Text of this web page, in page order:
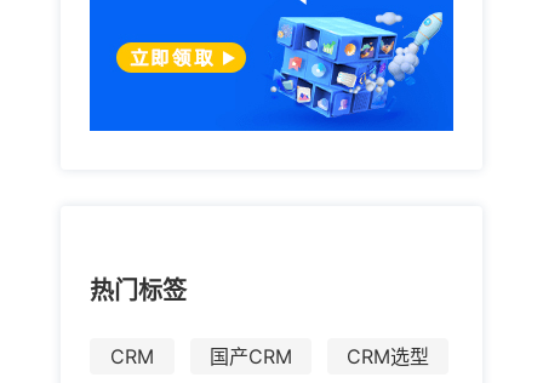
热门标签
CRM 国产CRM
CRM选型